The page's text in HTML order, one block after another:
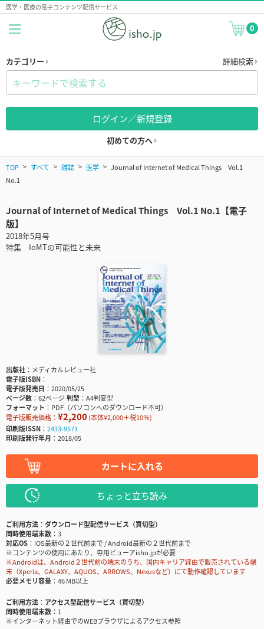
医学・医療の電子コンテンツ配信サービス
0
カテゴリー 詳細検索
ログイン／新規登録
初めての方へ
TOP すべて 雑誌 医学
Journal of Internet of Medical Things Vol.1
No.1
Journal of Internet of Medical Things Vol.1 No.1【電子
版】
2018年5月号
特集 IoMTの可能性と未来
出版社
メディカルレビュー社
電子版ISBN
電子版発売日
2020/05/25
ページ数
62ページ判型
A4判変型
フォーマット
PDF（パソコンへのダウンロード不可）
電子版販売価格： ¥2,200(本体¥2,000＋税10％)
印刷版ISSN
2433-9571
印刷版発行年月
2018/05
カートに入れる
ちょっと立ち読み
ご利用方法
ダウンロード型配信サービス（買切型）
同時使用端末数
3
対応OS
iOS最新の２世代前まで / Android最新の２世代前まで
※コンテンツの使用にあたり、専用ビューアisho.jpが必要
※Androidは、Android２世代前の端末のうち、国内キャリア経由で販売されている端
末（Xperia、GALAXY、AQUOS、ARROWS、Nexusなど）にて動作確認しています
必要メモリ容量
46 MB以上
ご利用方法
アクセス型配信サービス（買切型）
同時使用端末数
1
※インターネット経由でのWEBブラウザによるアクセス参照